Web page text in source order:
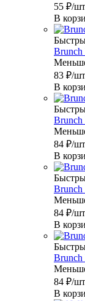
55 ₽/шт
В
Brunch
83 ₽/шт
В
Brunch
84 ₽/шт
В
Brunch
84 ₽/шт
В
Brunch
84 ₽/шт
В